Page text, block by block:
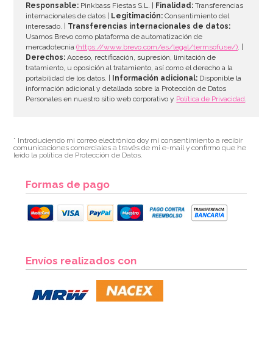
AÑADIR
7,95€
Responsable: Pinkbass Fiestas S.L. | Finalidad: Transferencias
internacionales de datos |
Legitimación: Consentimiento del
interesado. | Transferencias internacionales de datos:
Usamos Brevo como plataforma de automatización de
mercadotecnia(https://www.brevo.com/es/legal/termsofuse/). |
Derechos: Acceso, rectificación, supresión, limitación de
tratamiento, u oposición al tratamiento, así como el derecho a la
portabilidad de los datos. |
Información adicional: Disponible la
información adicional y detallada sobre la Protección de Datos
Personales en nuestro sitio web corporativo y Política de Privacidad.
* Introduciendo mi correo electrónico doy mi consentimiento a recibir
comunicaciones comerciales a través de mi e-mail y confirmo que he
leído la política de Protección de Datos.
Formas de pago
Envíos realizados con